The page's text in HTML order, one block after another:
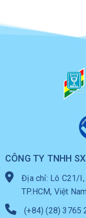
CÔNG TY TNHH
Địa chỉ: Lô C21/I,
TP.HCM, Việt
(+84) (28) 3765